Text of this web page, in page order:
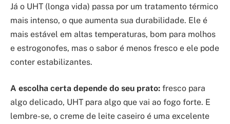
Já o UHT (longa vida) passa por um tratamento térmico
mais intenso, o que aumenta sua durabilidade. Ele é
mais estável em altas temperaturas, bom para molhos
e estrogonofes, mas o sabor é menos fresco e ele pode
conter estabilizantes.
A escolha certa depende do seu prato: fresco para
algo delicado, UHT para algo que vai ao fogo forte. E
lembre-se, o creme de leite caseiro é uma excelente